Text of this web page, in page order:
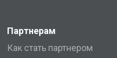
Партнерам
Как стать партнером